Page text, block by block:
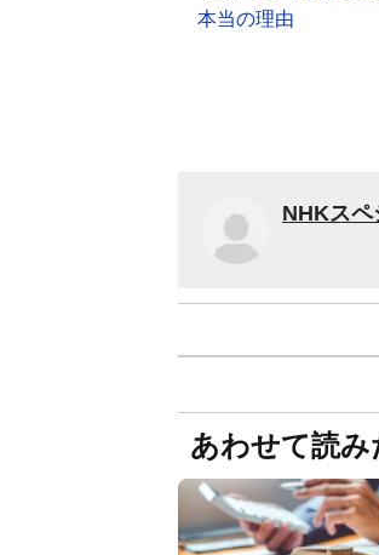
本当の理由
NHKスペ
あわせて読み